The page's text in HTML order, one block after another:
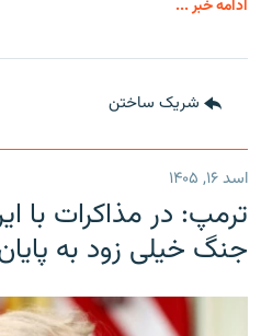
ادامه خبر ...
شریک ساختن
اسد ۱۶, ۱۴۰۵
ترمپ: در مذاکرات با
جنگ خیلی زود به